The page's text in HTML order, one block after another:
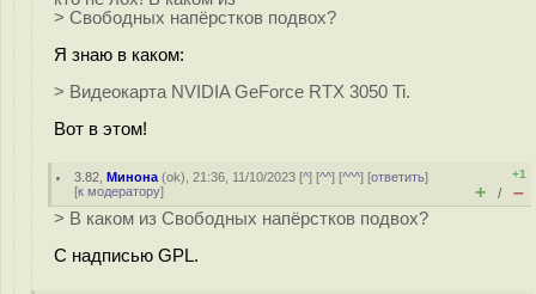
> Свободных напёрстков подвох?
Я знаю в каком:
> Видеокарта NVIDIA GeForce RTX 3050 Ti.
Вот в этом!
3.82 ,Минона (ok), 21:36, 11/10/2023 [^] [^^] [^^^] [ответить]
[к модератору]
+1
+ / –
> В каком из Свободных напёрстков подвох?
С надписью GPL.